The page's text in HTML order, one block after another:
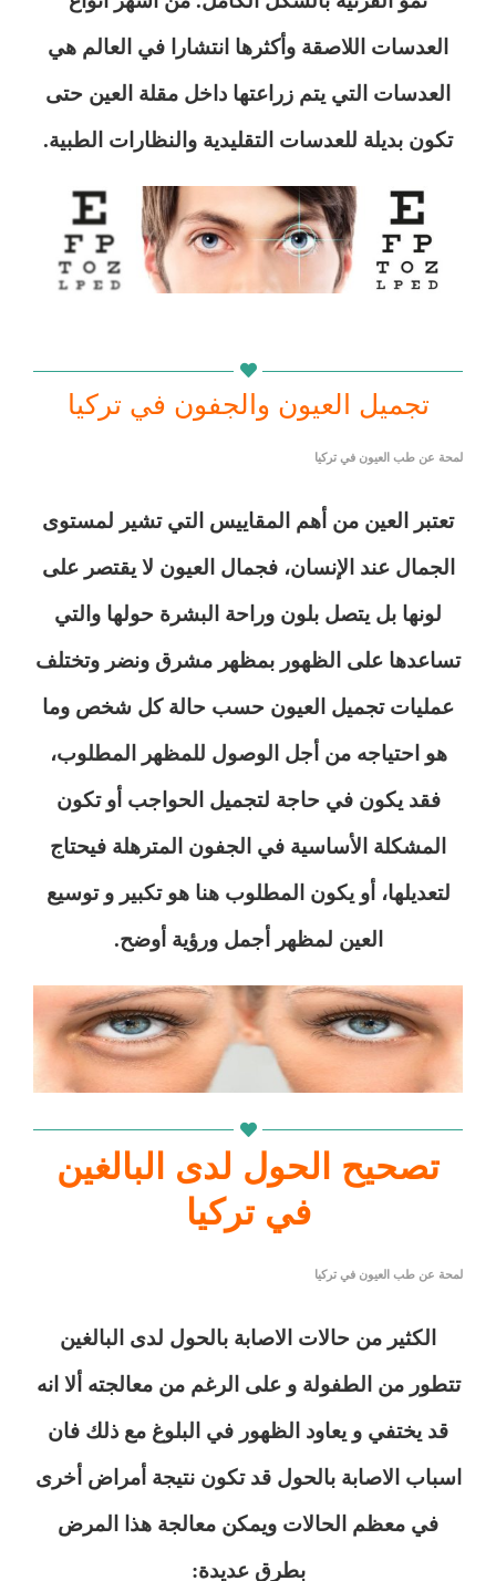
العدسات اللاصقة وأكثرها انتشارا في العالم هي
العدسات التي يتم زراعتها داخل مقلة العين حتى
تكون بديلة للعدسات التقليدية والنظارات الطبية.
تجميل العيون والجفون في تركيا
لمحة عن طب العيون في تركيا
تعتبر العين من أهم المقاييس التي تشير لمستوى
الجمال عند الإنسان، فجمال العيون لا يقتصر على
لونها بل يتصل بلون وراحة البشرة حولها والتي
تساعدها على الظهور بمظهر مشرق ونضر وتختلف
عمليات تجميل العيون حسب حالة كل شخص وما
هو احتياجه من أجل الوصول للمظهر المطلوب،
فقد يكون في حاجة لتجميل الحواجب أو تكون
المشكلة الأساسية في الجفون المترهلة فيحتاج
لتعديلها، أو يكون المطلوب هنا هو تكبير و توسيع
العين لمظهر أجمل ورؤية أوضح.
تصحيح الحول لدى البالغين
في تركيا
لمحة عن طب العيون في تركيا
الكثير من حالات الاصابة بالحول لدى البالغين
تتطور من الطفولة و على الرغم من معالجته ألا انه
قد يختفي و يعاود الظهور في البلوغ مع ذلك فان
اسباب الاصابة بالحول قد تكون نتيجة أمراض أخرى
في معظم الحالات ويمكن معالجة هذا المرض
بطرق عديدة: